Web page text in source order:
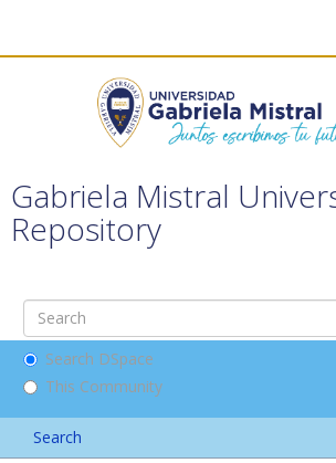
Gabriela Mistral
Repository
Search DSpace
This Community
Search